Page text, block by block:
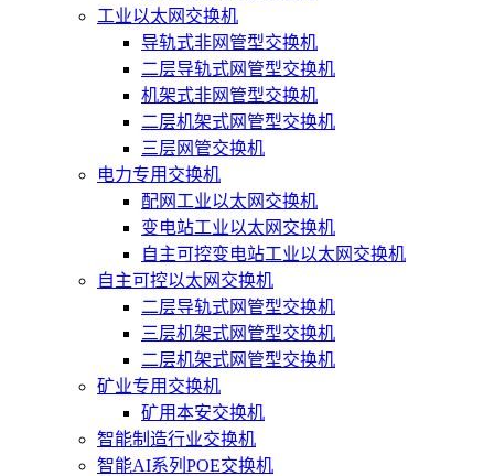
工业以太网交换机
导轨式非网管型交换机
二层导轨式网管型交换机
机架式非网管型交换机
二层机架式网管型交换机
三层网管交换机
电力专用交换机
配网工业以太网交换机
变电站工业以太网交换机
自主可控变电站工业以太网交换机
自主可控以太网交换机
二层导轨式网管型交换机
三层机架式网管型交换机
二层机架式网管型交换机
矿业专用交换机
矿用本安交换机
智能制造行业交换机
智能AI系列POE交换机